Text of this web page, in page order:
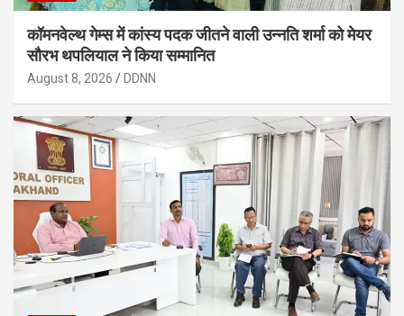
कॉमनवेल्थ गेम्स में कांस्य पदक जीतने वाली उन्नति शर्मा को मेयर
सौरभ थपलियाल ने किया सम्मानित
August 8, 2026 DDNN